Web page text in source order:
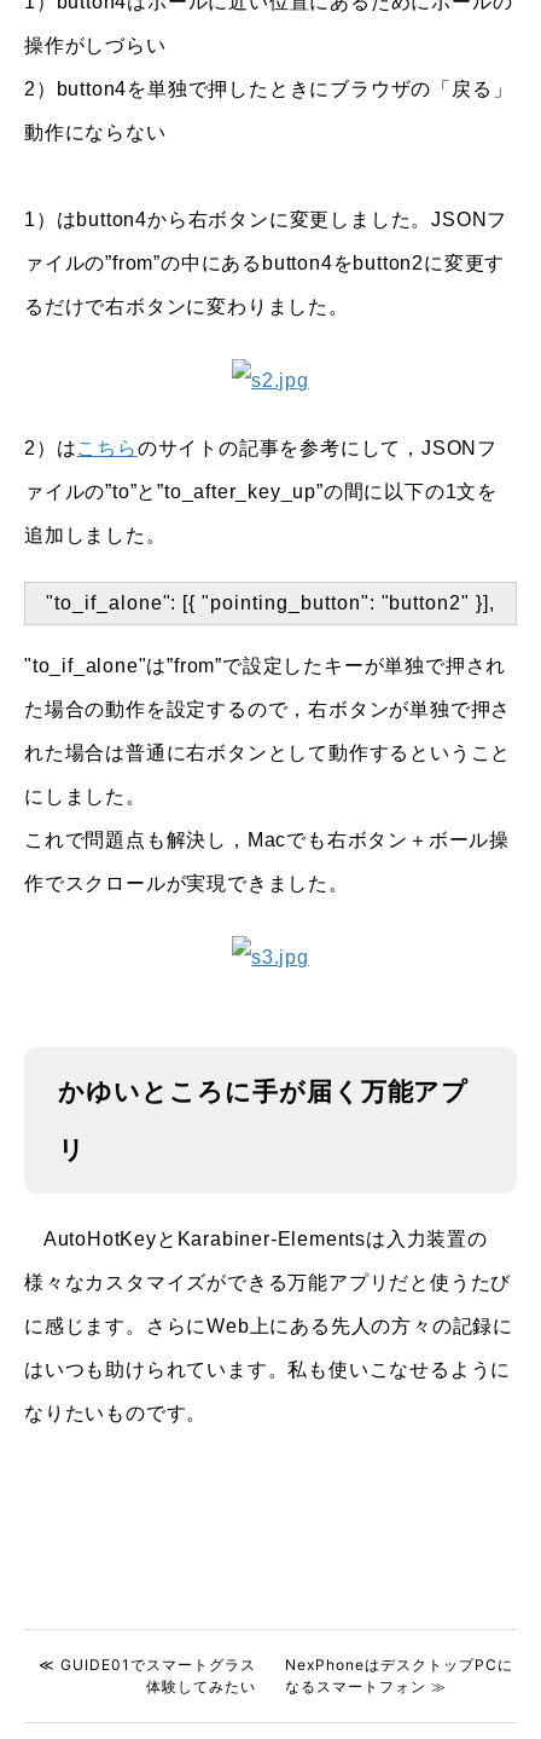
操作がしづらい
2）button4を単独で押したときにブラウザの「戻る」
動作にならない
1）はbutton4から右ボタンに変更しました。JSONフ
ァイルの”from”の中にあるbutton4をbutton2に変更す
るだけで右ボタンに変わりました。
2）はこちらのサイトの記事を参考にして，JSONフ
ァイルの”to”と”to_after_key_up”の間に以下の1文を
追加しました。
"to_if_alone": [{ "pointing_button": "button2" }],
"to_if_alone"は”from”で設定したキーが単独で押され
た場合の動作を設定するので，右ボタンが単独で押さ
れた場合は普通に右ボタンとして動作するということ
にしました。
これで問題点も解決し，Macでも右ボタン＋ボール操
作でスクロールが実現できました。
かゆいところに手が届く万能アプ
リ
AutoHotKeyとKarabiner-Elementsは入力装置の
様々なカスタマイズができる万能アプリだと使うたび
に感じます。さらにWeb上にある先人の方々の記録に
はいつも助けられています。私も使いこなせるように
なりたいものです。
≪ GUIDE01でスマートグラス
体験してみたい
NexPhoneはデスクトップPCに
なるスマートフォン ≫